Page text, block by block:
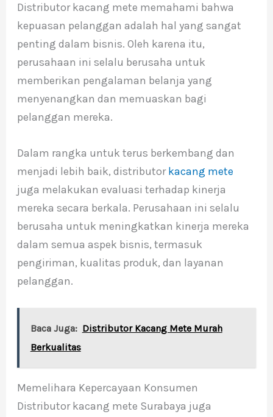
Distributor kacang mete memahami bahwa
kepuasan pelanggan adalah hal yang sangat
penting dalam bisnis. Oleh karena itu,
perusahaan ini selalu berusaha untuk
memberikan pengalaman belanja yang
menyenangkan dan memuaskan bagi
pelanggan mereka.
Dalam rangka untuk terus berkembang dan
menjadi lebih baik, distributorkacang mete
juga melakukan evaluasi terhadap kinerja
mereka secara berkala. Perusahaan ini selalu
berusaha untuk meningkatkan kinerja mereka
dalam semua aspek bisnis, termasuk
pengiriman, kualitas produk, dan layanan
pelanggan.
Baca Juga: Distributor Kacang Mete Murah
Berkualitas
Memelihara Kepercayaan Konsumen
Distributor kacang mete Surabaya juga